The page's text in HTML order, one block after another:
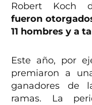
Robert Koch
fueron
11 hombres y a
Este año, por
premiaron a
ganadores de
ramas. La